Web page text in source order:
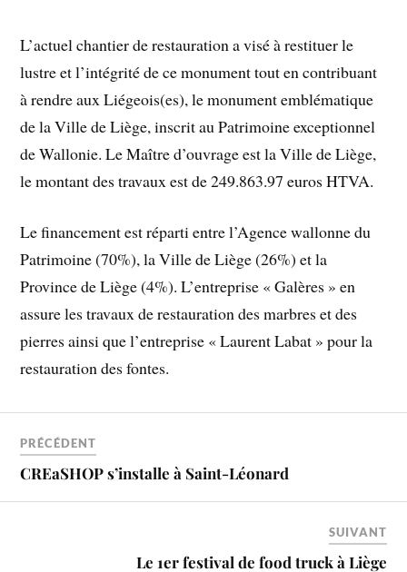
L’actuel chantier de restauration a visé à restituer le
lustre et l’intégrité de ce monument tout en contribuant
à rendre aux Liégeois(es), le monument emblématique
de la Ville de Liège, inscrit au Patrimoine exceptionnel
de Wallonie. Le Maître d’ouvrage est la Ville de Liège,
le montant des travaux est de 249.863.97‬ euros HTVA.
Le financement est réparti entre l’Agence wallonne du
Patrimoine (70%), la Ville de Liège (26%) et la
Province de Liège (4%). L’entreprise « Galères » en
assure les travaux de restauration des marbres et des
pierres ainsi que l’entreprise « Laurent Labat » pour la
restauration des fontes.
PRÉCÉDENT
CREaSHOP s’installe à Saint-Léonard
SUIVANT
Le 1er festival de food truck à Liège